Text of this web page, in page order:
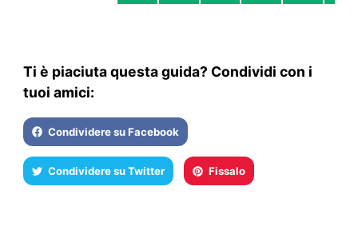
Ti è piaciuta questa guida? Condividi con i
tuoi amici:
Condividere su Facebook
Condividere su Twitter Fissalo